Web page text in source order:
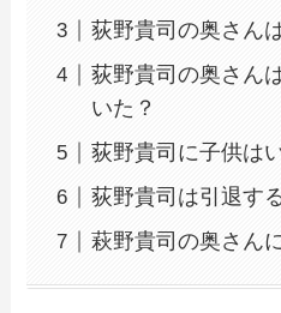
荻野貴司の奥さん
荻野貴司の奥さん
いた？
荻野貴司に子供は
荻野貴司は引退す
萩野貴司の奥さん